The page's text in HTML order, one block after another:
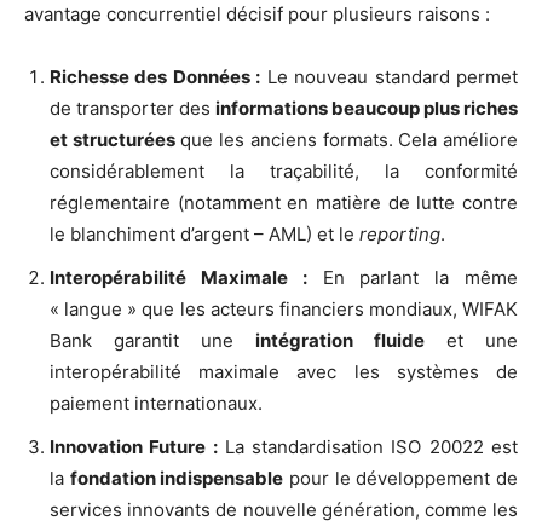
avantage concurrentiel décisif pour plusieurs raisons :
Richesse des Données : Le nouveau standard permet
de transporter des informations beaucoup plus riches
et structuréesque les anciens formats. Cela améliore
considérablement la traçabilité, la conformité
réglementaire (notamment en matière de lutte contre
le blanchiment d’argent – AML) et le reporting.
Interopérabilité Maximale :En parlant la même
« langue » que les acteurs financiers mondiaux, WIFAK
Bank garantit une intégration fluide et une
interopérabilité maximale avec les systèmes de
paiement internationaux.
Innovation Future :La standardisation ISO 20022 est
la fondation indispensable pour le développement de
services innovants de nouvelle génération, comme les